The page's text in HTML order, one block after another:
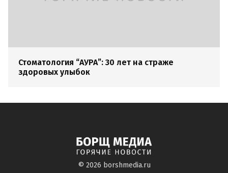
Стоматология “АУРА”: 30 лет на страже
здоровых улыбок
© 2026 borshmedia.ru